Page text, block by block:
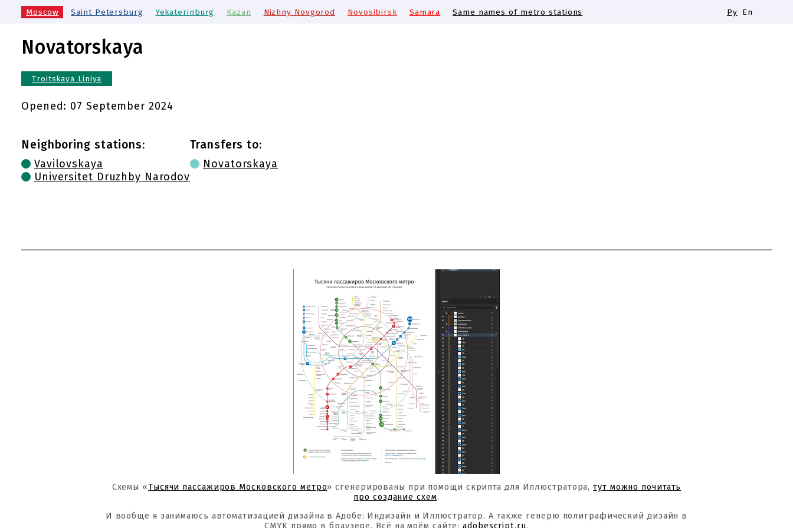
Moscow Saint Petersburg Yekaterinburg Kazan Nizhny Novgorod Novosibirsk Samara Same names of metro stations Ру En
Novatorskaya
Troitskaya Liniya
Opened: 07 September 2024
Neighboring stations:
Vavilovskaya
Universitet Druzhby Narodov
Transfers to:
Novatorskaya
Схемы «Тысячи пассажиров Московского метро» сгенерированы при помощи скрипта для Иллюстратора,тут можно почитать
про создание схем.
И вообще я занимаюсь автоматизацией дизайна в Адобе: Индизайн и Иллюстратор. А также генерю полиграфический дизайн в
CMYK прямо в браузере. Всё на моём сайте:adobescript.ru.